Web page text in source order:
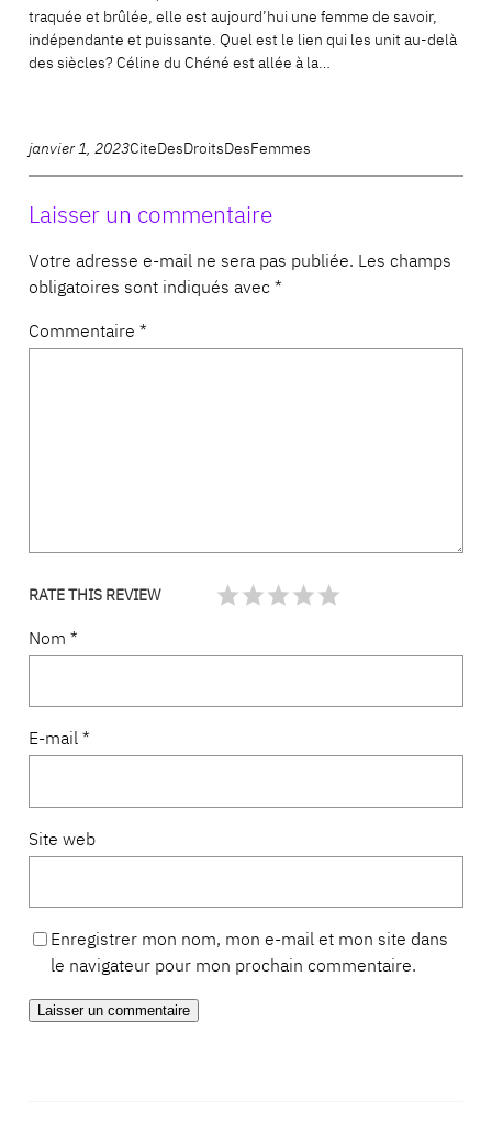
traquée et brûlée, elle est aujourd’hui une femme de savoir,
indépendante et puissante. Quel est le lien qui les unit au-delà
des siècles? Céline du Chéné est allée à la…
janvier 1, 2023CiteDesDroitsDesFemmes
Laisser un commentaire
Votre adresse e-mail ne sera pas publiée. Les champs
obligatoires sont indiqués avec *
Commentaire *
RATE THIS REVIEW
Nom *
E-mail *
Site web
Enregistrer mon nom, mon e-mail et mon site dans
le navigateur pour mon prochain commentaire.